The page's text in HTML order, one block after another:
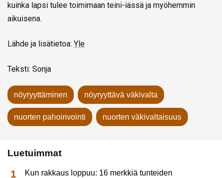
kuinka lapsi tulee toimimaan teini-iässä ja myöhemmin
aikuisena.
Lähde ja lisätietoa: Yle
Teksti: Sonja
nöyryyttäminen nöyryyttävä väkivalta
nuorten pahoinvointi nuorten väkivaltaisuus
Luetuimmat
Kun rakkaus loppuu: 16 merkkiä tunteiden